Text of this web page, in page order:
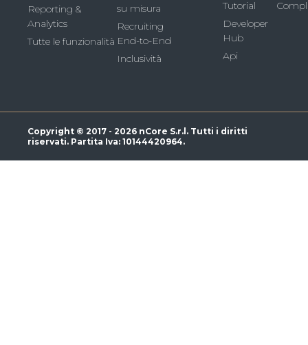
Reporting &
Analytics
Tutte le funzionalità
su misura
Recruiting
End-to-End
Inclusività
Tutorial
Developer
Hub
Api
Copyright © 2017 - 2026 nCore S.r.l. Tutti i diritti
riservati. Partita Iva: 10144420964.